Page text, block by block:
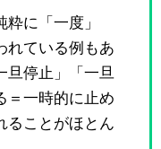
に「一度」
れている例もあ
旦停止」「一旦
＝一時的に止め
ることがほとん